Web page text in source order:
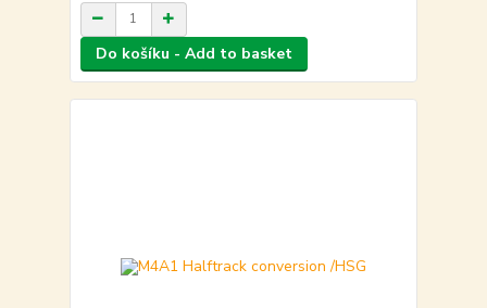
Do košíku - Add to basket